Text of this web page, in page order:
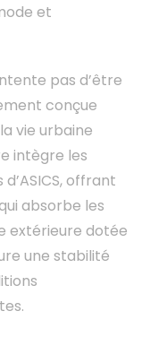
et
pas d’être
conçue
vie urbaine
intègre les
offrant
absorbe les
extérieure dotée
une stabilité